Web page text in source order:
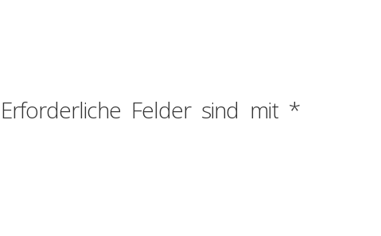
Erforderliche Felder sind mit *